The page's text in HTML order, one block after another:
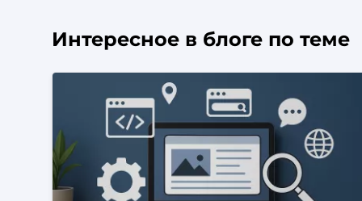
Интересное в блоге по теме